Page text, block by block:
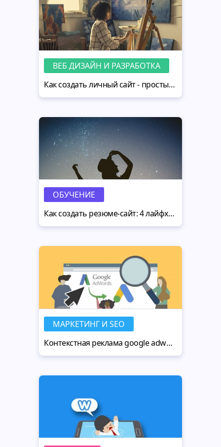
ВЕБ ДИЗАЙН И РАЗРАБОТКА
Как создать личный сайт - простые советы для начинающих
ОБУЧЕНИЕ
Как создать резюме-сайт: 4 лайфхака для вашего портфолио
МАРКЕТИНГ И SEO
Контекстная реклама google adwords - настройка, ремаркетинг, прогноз бюджета